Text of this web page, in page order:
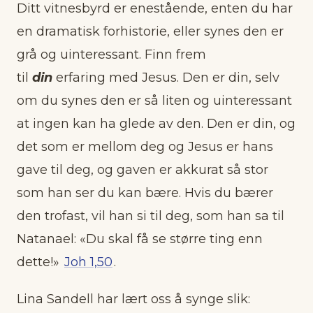
Ditt vitnesbyrd er enestående, enten du har
en dramatisk forhistorie, eller synes den er
grå og uinteressant. Finn frem
til din erfaring med Jesus. Den er din, selv
om du synes den er så liten og uinteressant
at ingen kan ha glede av den. Den er din, og
det som er mellom deg og Jesus er hans
gave til deg, og gaven er akkurat så stor
som han ser du kan bære. Hvis du bærer
den trofast, vil han si til deg, som han sa til
Natanael: «Du skal få se større ting enn
dette!» Joh 1,50.
Lina Sandell har lært oss å synge slik: